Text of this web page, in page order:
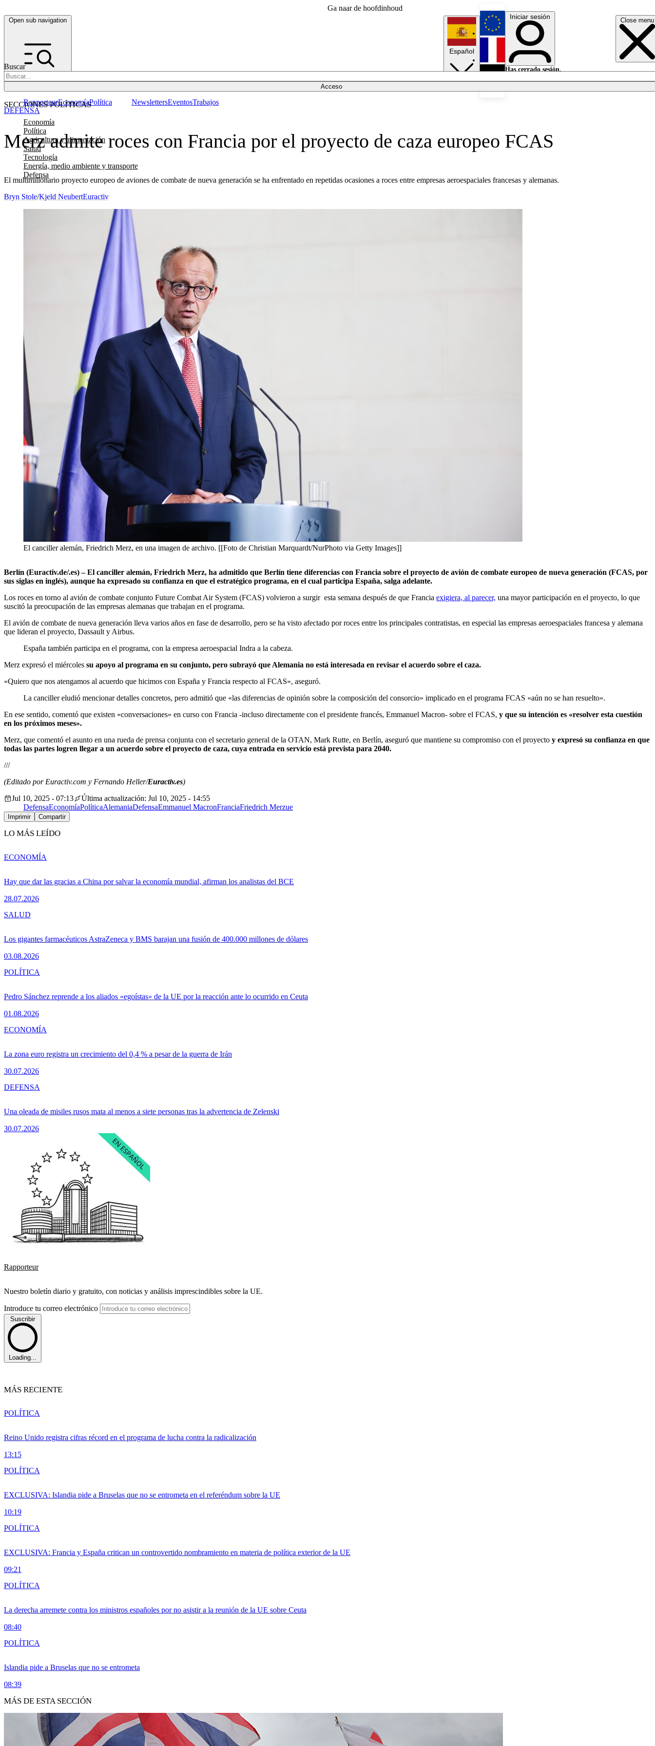
Ga naar de hoofdinhoud
Open sub navigation Close menu
Buscar
Acceso
SECCIONES POLÍTICAS
Economía
Política
Agricultura y alimentación
Salud
Tecnología
Energía, medio ambiente y transporte
Defensa
RapporteurEconomíaPolítica NewslettersEventosTrabajos
Español
English
Français
Iniciar sesión
Has cerrado sesión.
Merz admite roces con Francia por el proyecto de caza europeo FCAS
El multimillonario proyecto europeo de aviones de combate de nueva generación se ha enfrentado en repetidas ocasiones a roces entre empresas aeroespaciales francesas y alemanas.
DEFENSA
Bryn Stole/Kjeld NeubertEuractiv
El canciller alemán, Friedrich Merz, en una imagen de archivo. [[Foto de Christian Marquardt/NurPhoto via Getty Images]]
Berlín (Euractiv.de/.es) – El canciller alemán, Friedrich Merz, ha admitido que Berlín tiene diferencias con Francia sobre el proyecto de avión de combate europeo de nueva generación (FCAS, por
sus siglas en inglés), aunque ha expresado su confianza en que el estratégico programa, en el cual participa España, salga adelante.
Los roces en torno al avión de combate conjunto Future Combat Air System (FCAS) volvieron a surgir esta semana después de que Francia exigiera, al parecer, una mayor participación en el proyecto, lo que
suscitó la preocupación de las empresas alemanas que trabajan en el programa.
El avión de combate de nueva generación lleva varios años en fase de desarrollo, pero se ha visto afectado por roces entre los principales contratistas, en especial las empresas aeroespaciales francesa y alemana
que lideran el proyecto, Dassault y Airbus.
España también participa en el programa, con la empresa aeroespacial Indra a la cabeza.
Merz expresó el miércoles su apoyo al programa en su conjunto, pero subrayó que Alemania no está interesada en revisar el acuerdo sobre el caza.
«Quiero que nos atengamos al acuerdo que hicimos con España y Francia respecto al FCAS», aseguró.
La canciller eludió mencionar detalles concretos, pero admitió que «las diferencias de opinión sobre la composición del consorcio» implicado en el programa FCAS «aún no se han resuelto».
En ese sentido, comentó que existen «conversaciones» en curso con Francia -incluso directamente con el presidente francés, Emmanuel Macron- sobre el FCAS, y que su intención es «resolver esta cuestión
en los próximos meses».
Merz, que comentó el asunto en una rueda de prensa conjunta con el secretario general de la OTAN, Mark Rutte, en Berlín, aseguró que mantiene su compromiso con el proyecto y expresó su confianza en que
todas las partes logren llegar a un acuerdo sobre el proyecto de caza, cuya entrada en servicio está prevista para 2040.
///
(Editado por Euractiv.com y Fernando Heller/Euractiv.es)
Jul 10, 2025 - 07:13
Última actualización: Jul 10, 2025 - 14:55
DefensaEconomíaPolíticaAlemaniaDefensaEmmanuel MacronFranciaFriedrich Merzue
Imprimir Compartir
LO MÁS LEÍDO
Hay que dar las gracias a China por salvar la economía mundial, afirman los analistas del BCE
28.07.2026
ECONOMÍA
Los gigantes farmacéuticos AstraZeneca y BMS barajan una fusión de 400.000 millones de dólares
03.08.2026
SALUD
Pedro Sánchez reprende a los aliados «egoístas» de la UE por la reacción ante lo ocurrido en Ceuta
01.08.2026
POLÍTICA
La zona euro registra un crecimiento del 0,4 % a pesar de la guerra de Irán
30.07.2026
ECONOMÍA
Una oleada de misiles rusos mata al menos a siete personas tras la advertencia de Zelenski
30.07.2026
DEFENSA
Rapporteur
Nuestro boletín diario y gratuito, con noticias y análisis imprescindibles sobre la UE.
Introduce tu correo electrónico
Suscribir
Loading...
MÁS RECIENTE
Reino Unido registra cifras récord en el programa de lucha contra la radicalización
13:15
POLÍTICA
EXCLUSIVA: Islandia pide a Bruselas que no se entrometa en el referéndum sobre la UE
10:19
POLÍTICA
EXCLUSIVA: Francia y España critican un controvertido nombramiento en materia de política exterior de la UE
09:21
POLÍTICA
La derecha arremete contra los ministros españoles por no asistir a la reunión de la UE sobre Ceuta
08:40
POLÍTICA
Islandia pide a Bruselas que no se entrometa
08:39
POLÍTICA
MÁS DE ESTA SECCIÓN